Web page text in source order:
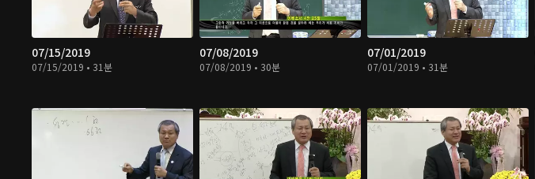
07/15/2019
07/15/2019 • 31분
07/08/2019
07/08/2019 • 30분
07/01/2019
07/01/2019 • 31분